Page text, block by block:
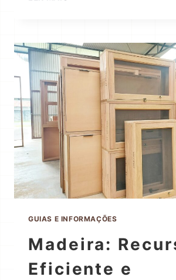
GUIAS E INFORMAÇÕES
Madeira:
Eficiente e